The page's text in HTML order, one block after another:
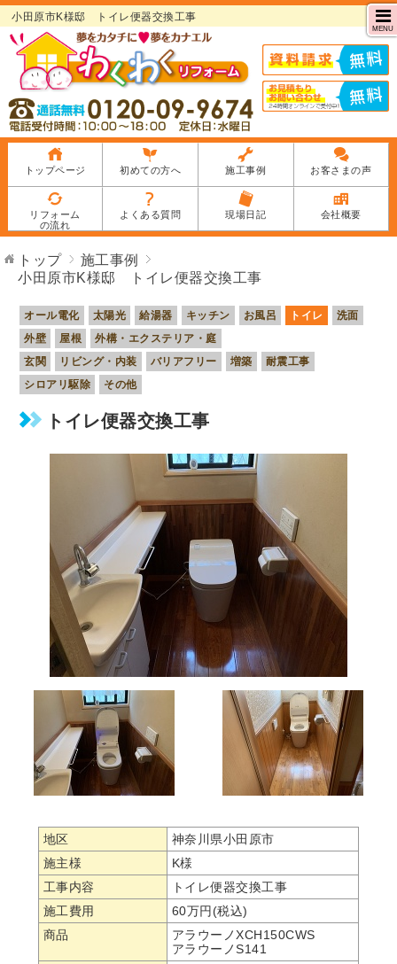
小田原市K様邸 トイレ便器交換工事
MENU
トップページ 初めての方へ 施工事例 お客さまの声
リフォーム
の流れ
よくある質問 現場日記 会社概要
トップ
施工事例
小田原市K様邸 トイレ便器交換工事
オール電化 太陽光 給湯器 キッチン お風呂 トイレ
洗面
外壁
屋根
外構・エクステリア・庭
玄関
リビング・内装 バリアフリー 増築
耐震工事
シロアリ駆除
その他
トイレ便器交換工事
地区
神奈川県小田原市
施主様
K様
工事内容
トイレ便器交換工事
施工費用
60万円(税込)
商品
アラウーノXCH150CWS
アラウーノS141